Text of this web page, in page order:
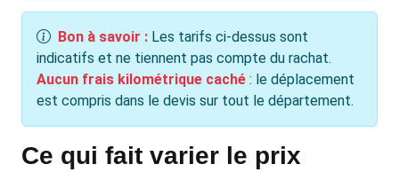
Bon à savoir : Les tarifs ci-dessus sont
indicatifs et ne tiennent pas compte du rachat.
Aucun frais kilométrique caché : le déplacement
est compris dans le devis sur tout le département.
Ce qui fait varier le prix